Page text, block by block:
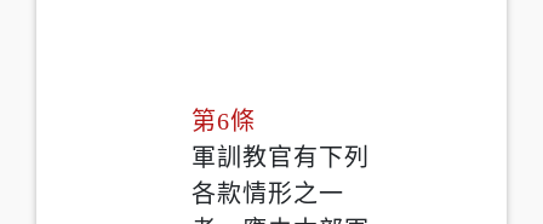
第6條
軍訓教官有下列
各款情形之一